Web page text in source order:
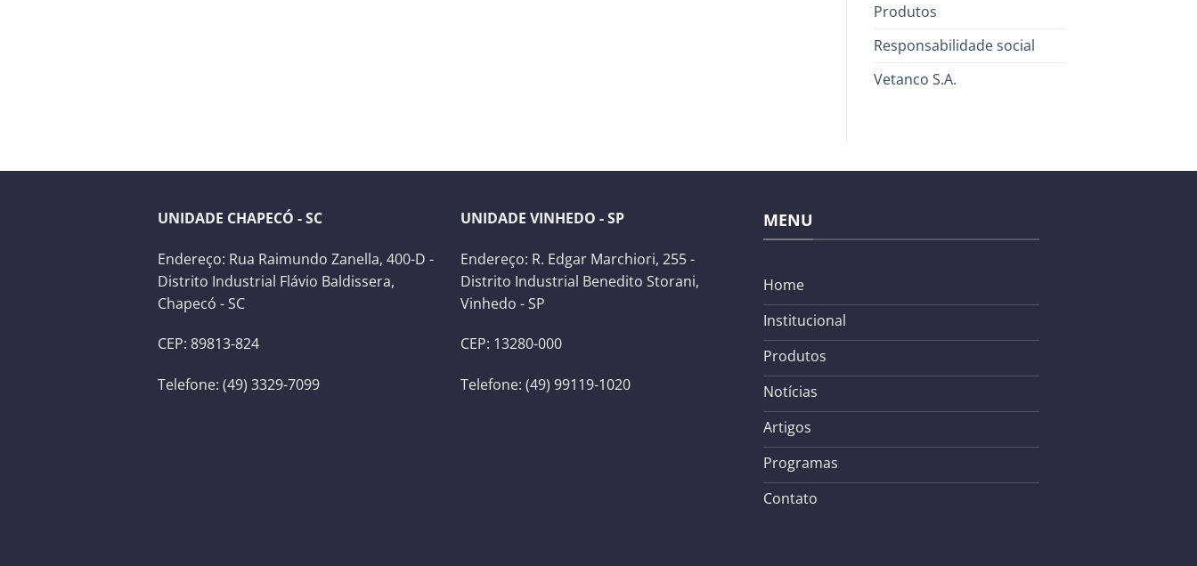
Produtos
Responsabilidade social
Vetanco S.A.
UNIDADE CHAPECÓ - SC
Endereço: Rua Raimundo Zanella, 400-D -
Distrito Industrial Flávio Baldissera,
Chapecó - SC
CEP: 89813-824
Telefone: (49) 3329-7099
UNIDADE VINHEDO - SP
Endereço: R. Edgar Marchiori, 255 -
Distrito Industrial Benedito Storani,
Vinhedo - SP
CEP: 13280-000
Telefone: (49) 99119-1020
MENU
Home
Institucional
Produtos
Notícias
Artigos
Programas
Contato